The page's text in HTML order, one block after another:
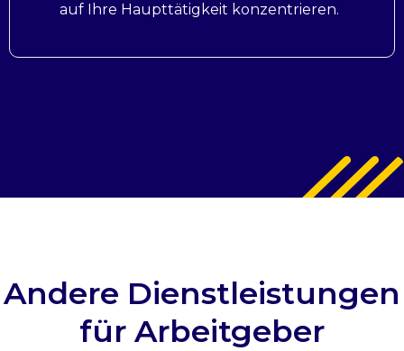
auf Ihre Haupttätigkeit konzentrieren.
Andere Dienstleistungen
für Arbeitgeber